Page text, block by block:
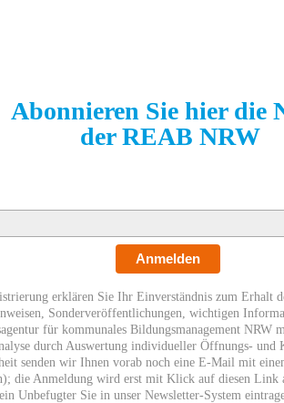
Abonnieren Sie hier die
der REAB NRW
Anmelden
erklären Sie Ihr Einverständnis zum Erhalt
Sonderveröffentlichungen, wichtigen
für kommunales Bildungsmanagement NRW
durch Auswertung individueller Öffnungs-
senden wir Ihnen vorab noch eine E-Mail mit
die Anmeldung wird erst mit Klick auf diesen Link
Unbefugter Sie in unser Newsletter-System